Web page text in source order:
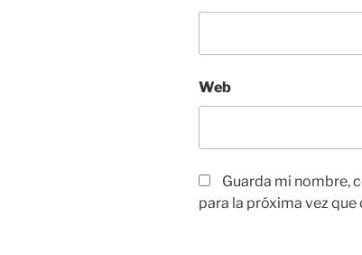
Web
Guarda mi nombre,
para la próxima vez que